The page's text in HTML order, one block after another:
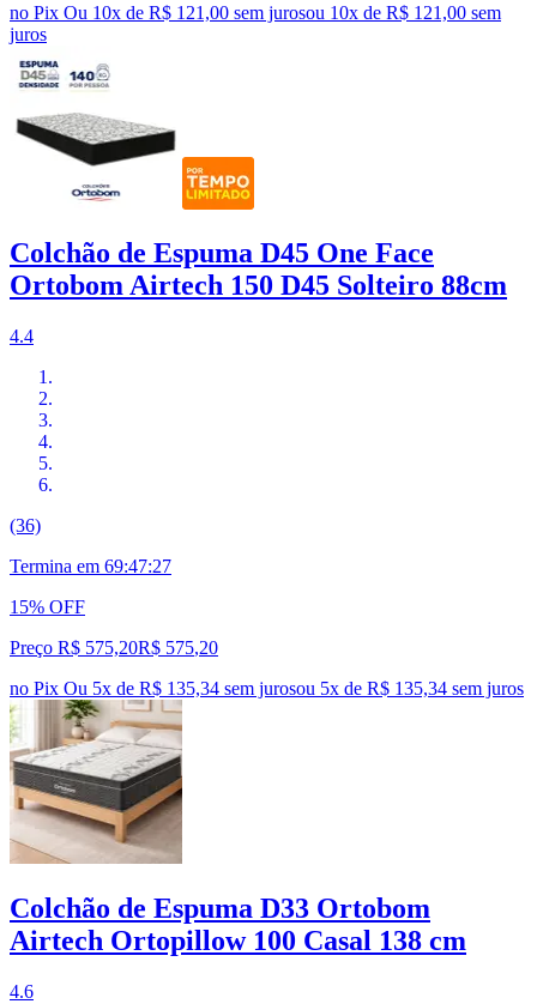
no Pix Ou 10x de R$ 121,00 sem jurosou 10x de R$ 121,00 sem
juros
Colchão de Espuma D45 One Face
Ortobom Airtech 150 D45 Solteiro 88cm
4.4
(36)
Termina em 69:47:26
15% OFF
Preço R$ 575,20R$ 575,20
no Pix Ou 5x de R$ 135,34 sem jurosou 5x de R$ 135,34 sem juros
Colchão de Espuma D33 Ortobom
Airtech Ortopillow 100 Casal 138 cm
4.6